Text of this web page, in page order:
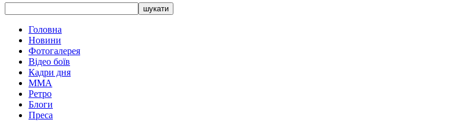
Головна
Новини
Фотогалерея
Відео боїв
Кадри дня
ММА
Ретро
Блоги
Преса